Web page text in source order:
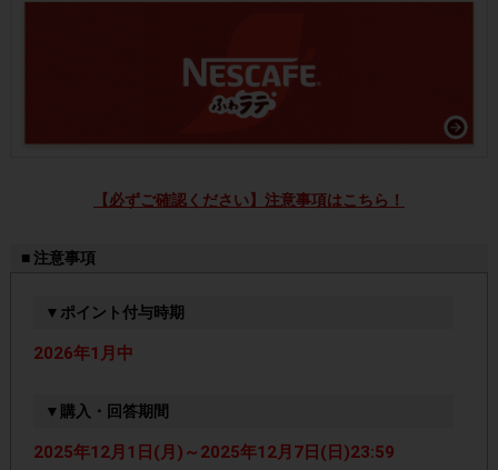
【必ずご確認ください】注意事項はこちら！
■ 注意事項
▼ポイント付与時期
2026年1月中
▼購入・回答期間
2025年12月1日(月)～2025年12月7日(日)23:59